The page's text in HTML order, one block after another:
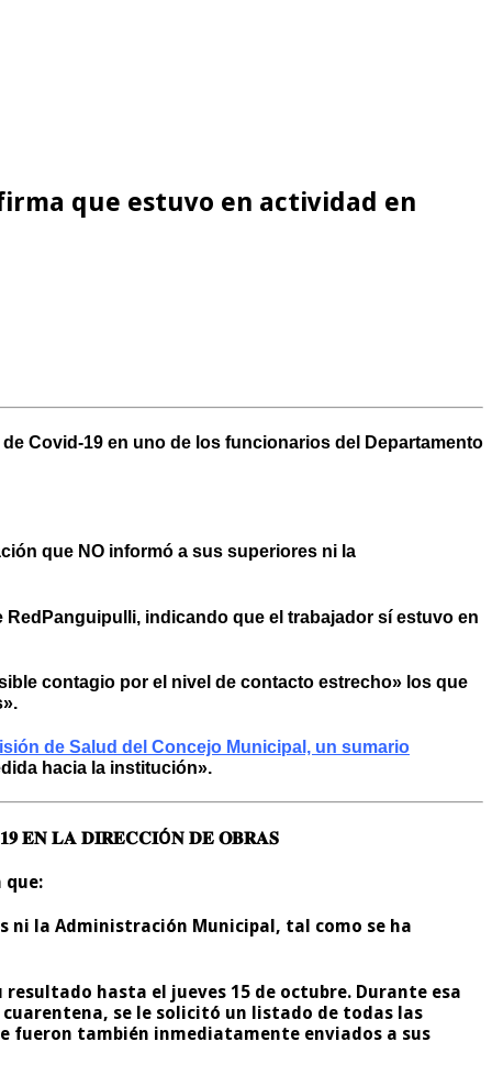
que estuvo en actividad en
Covid-19 en uno de los funcionarios del Departamento
que NO informó a sus superiores ni la
RedPanguipulli, indicando que el trabajador sí estuvo en
contagio por el nivel de contacto estrecho» los que
de Salud del Concejo Municipal, un sumario
hacia la institución».
𝐄𝐍 𝐋𝐀 𝐃𝐈𝐑𝐄𝐂𝐂𝐈Ó𝐍 𝐃𝐄 𝐎𝐁𝐑𝐀𝐒
que:
ni la Administración Municipal, tal como se ha
hasta el jueves 15 de octubre. Durante esa
se le solicitó un listado de todas las
fueron también inmediatamente enviados a sus